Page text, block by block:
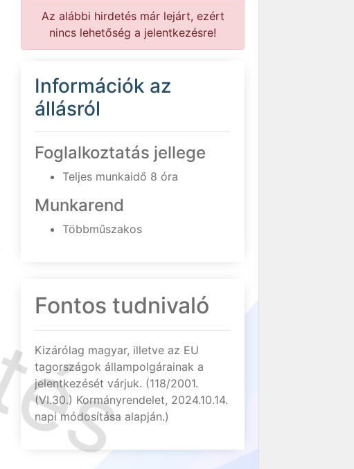
Az alábbi hirdetés már lejárt, ezért
nincs lehetőség a jelentkezésre!
Információk az
állásról
Foglalkoztatás jellege
Teljes munkaidő 8 óra
Munkarend
Többműszakos
Fontos tudnivaló
Kizárólag magyar, illetve az EU
tagországok állampolgárainak a
jelentkezését várjuk. (118/2001.
(VI.30.) Kormányrendelet, 2024.10.14.
napi módosítása alapján.)